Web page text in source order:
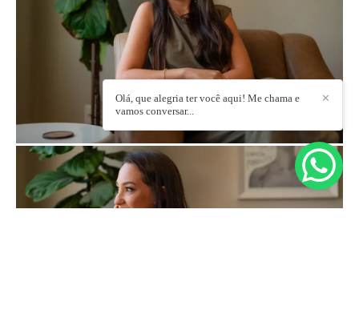
✕
Olá, que alegria ter você aqui! Me chama e
vamos conversar...